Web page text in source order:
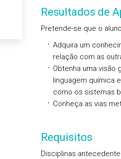
Resultados de
Pretende-se que o
Adquira um
relação com as
Obtenha uma visão
linguagem química
como os sistemas
Conheça as vias
Requisitos
Disciplinas